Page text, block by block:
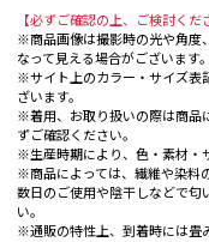
【必ずご確認の上、ご検討くだ
※商品画像は撮影時の光や角度
なって見える場合がございます。
※サイト上のカラー・サイズ表
ざいます。
※着用、お取り扱いの際は商品
ずご確認ください。
※生産時期により、色・素材・
※商品によっては、繊維や染料
数日のご使用や陰干しなどで匂
い。
※通販の特性上、到着時には畳